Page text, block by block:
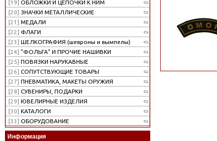
[19] ОБЛОЖКИ И ЦЕПОЧКИ К НИМ
[20] ЗНАЧКИ МЕТАЛЛИЧЕСКИЕ
[21] МЕДАЛИ
[22] ФЛАГИ
[23] ШЕЛКОГРАФИЯ (шевроны и вымпелы)
[24] "ФОЛЬГА" И ПРОЧИЕ НАШИВКИ
[25] ПОВЯЗКИ НАРУКАВНЫЕ
[26] СОПУТСТВУЮЩИЕ ТОВАРЫ
[27] ПНЕВМАТИКА, МАКЕТЫ ОРУЖИЯ
[28] СУВЕНИРЫ, ПОДАРКИ
[29] ЮВЕЛИРНЫЕ ИЗДЕЛИЯ
[30] КАТАЛОГИ
[33] ОБОРУДОВАНИЕ
Информация